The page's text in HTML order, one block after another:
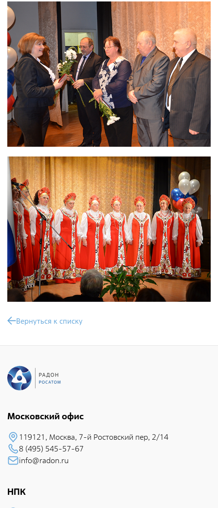
Вернуться к списку
Московский офис
119121, Москва, 7-й Pостовский пеp, 2/14
8 (495) 545-57-67
info@radon.ru
НПК
Индивидуальный дозиметрический контроль
Испытания и аналитическое обеспечение
Обеспечение единства измерений
Формирование радиационно-гигиенических паспортов
Контейнеры для транспортирования и хранения РАО
Проведение радиационных исследований